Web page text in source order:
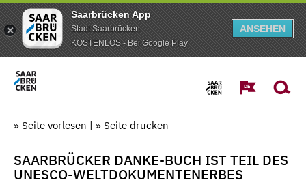
Saarbrücken App
Stadt Saarbrücken
KOSTENLOS - Bei Google Play
ANSEHEN
» Seite vorlesen | » Seite drucken
SAARBRÜCKER DANKE-BUCH IST TEIL DES
UNESCO-WELTDOKUMENTENERBES